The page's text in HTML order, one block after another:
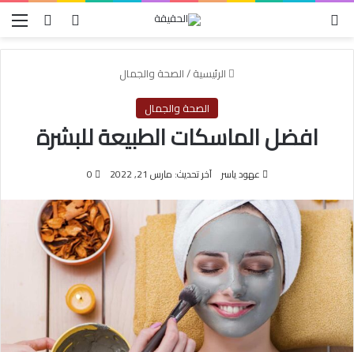
بحث عنتسجيل
الرئيسية/الصحة والجمال
الصحة والجمال
افضل الماسكات الطبيعة للبشرة
عهود ياسر آخر تحديث: مارس 21, 2022 0